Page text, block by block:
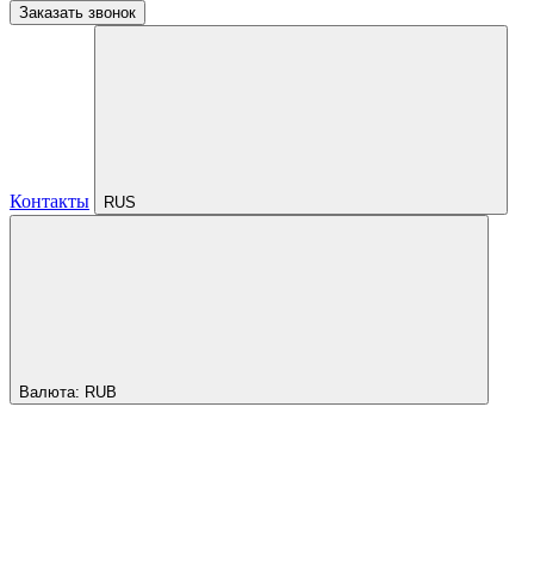
Заказать звонок
Контакты RUS
Валюта: RUB